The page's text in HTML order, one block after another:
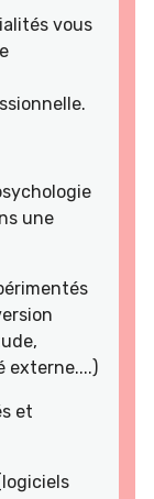
vous
une
externe....)
et